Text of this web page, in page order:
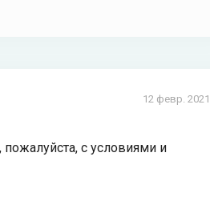
12 февр. 2021
с условиями и